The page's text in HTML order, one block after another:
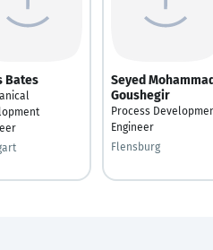
Bates
Seyed
Goushegir
Process
Engineer
Flensburg